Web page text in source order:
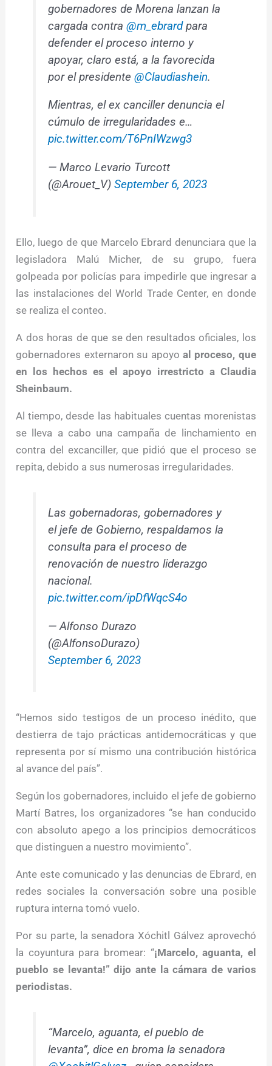
gobernadores de Morena lanzan la
cargada contra@m_ebrardpara
defender el proceso interno y
apoyar, claro está, a la favorecida
por el presidente@Claudiashein.
Mientras, el ex canciller denuncia el
cúmulo de irregularidades e…
pic.twitter.com/T6PnIWzwg3
— Marco Levario Turcott
(@Arouet_V)September 6, 2023
Ello, luego de que Marcelo Ebrard denunciara que la
legisladora Malú Micher, de su grupo, fuera
golpeada por policías para impedirle que ingresar a
las instalaciones del World Trade Center, en donde
se realiza el conteo.
A dos horas de que se den resultados oficiales, los
gobernadores externaron su apoyo al proceso, que
en los hechos es el apoyo irrestricto a Claudia
Sheinbaum.
Al tiempo, desde las habituales cuentas morenistas
se lleva a cabo una campaña de linchamiento en
contra del excanciller, que pidió que el proceso se
repita, debido a sus numerosas irregularidades.
Las gobernadoras, gobernadores y
el jefe de Gobierno, respaldamos la
consulta para el proceso de
renovación de nuestro liderazgo
nacional.
pic.twitter.com/ipDfWqcS4o
— Alfonso Durazo
(@AlfonsoDurazo)
September 6, 2023
“Hemos sido testigos de un proceso inédito, que
destierra de tajo prácticas antidemocráticas y que
representa por sí mismo una contribución histórica
al avance del país”.
Según los gobernadores, incluido el jefe de gobierno
Martí Batres, los organizadores “se han conducido
con absoluto apego a los principios democráticos
que distinguen a nuestro movimiento”.
Ante este comunicado y las denuncias de Ebrard, en
redes sociales la conversación sobre una posible
ruptura interna tomó vuelo.
Por su parte, la senadora Xóchitl Gálvez aprovechó
la coyuntura para bromear: “¡Marcelo, aguanta, el
pueblo se levanta!” dijo ante la cámara de varios
periodistas.
“Marcelo, aguanta, el pueblo de
levanta”, dice en broma la senadora